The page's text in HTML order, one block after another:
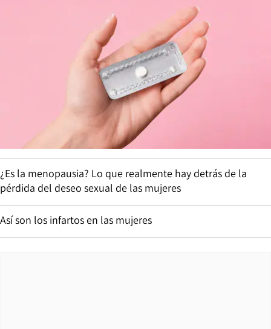
¿Es la menopausia? Lo que realmente hay detrás de la
pérdida del deseo sexual de las mujeres
Así son los infartos en las mujeres